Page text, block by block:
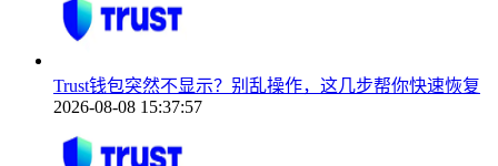
Trust钱包突然不显示？别乱操作，这几步帮你快速恢复
2026-08-08 15:37:57